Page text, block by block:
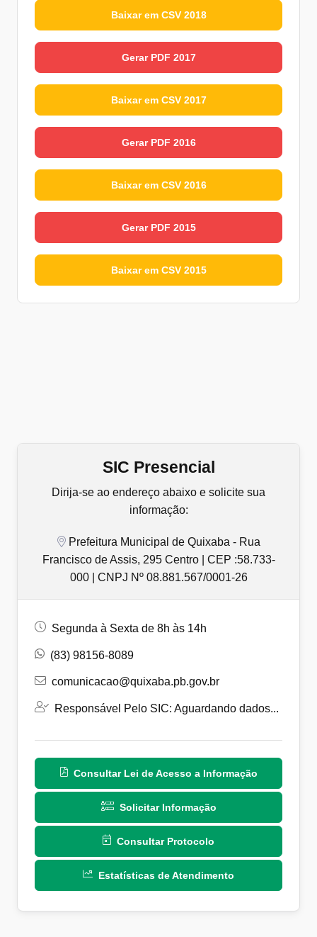
Baixar em CSV 2018
Gerar PDF 2017
Baixar em CSV 2017
Gerar PDF 2016
Baixar em CSV 2016
Gerar PDF 2015
Baixar em CSV 2015
SIC Presencial
Dirija-se ao endereço abaixo e solicite sua
informação:
Prefeitura Municipal de Quixaba - Rua
Francisco de Assis, 295 Centro | CEP :58.733-
000 | CNPJ Nº 08.881.567/0001-26
Segunda à Sexta de 8h às 14h
(83) 98156-8089
comunicacao@quixaba.pb.gov.br
Responsável Pelo SIC: Aguardando dados...
Consultar Lei de Acesso a Informação
Solicitar Informação
Consultar Protocolo
Estatísticas de Atendimento